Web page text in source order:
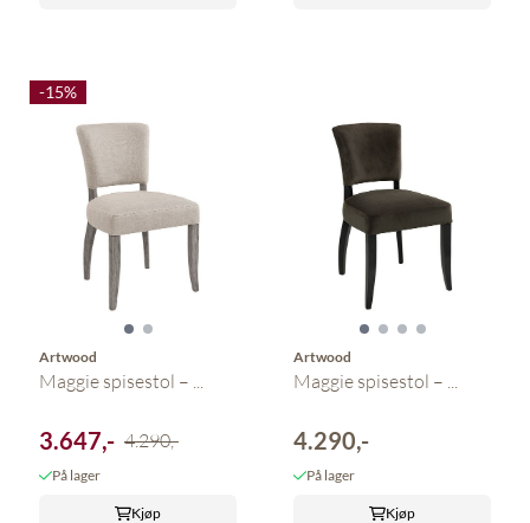
-15%
Artwood
Maggie spisestol – ...
3.647,- 4.290,-
På lager
Kjøp
Artwood
Maggie spisestol – ...
4.290,-
På lager
Kjøp